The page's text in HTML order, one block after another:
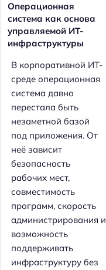
Операционная
система как основа
управляемой ИТ-
инфраструктуры
В корпоративной ИТ-
среде операционная
система давно
перестала быть
незаметной базой
под приложения. От
неё зависит
безопасность
рабочих мест,
совместимость
программ, скорость
администрирования и
возможность
поддерживать
инфраструктуру без